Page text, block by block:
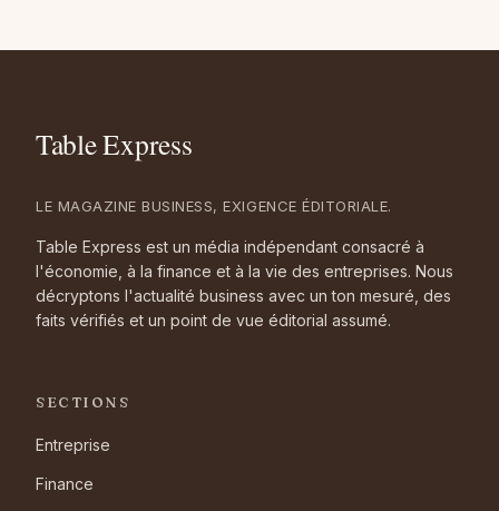
LE MAGAZINE BUSINESS, EXIGENCE ÉDITORIALE.
Table Express est un média indépendant consacré à
l'économie, à la finance et à la vie des entreprises. Nous
décryptons l'actualité business avec un ton mesuré, des
faits vérifiés et un point de vue éditorial assumé.
SECTIONS
Entreprise
Finance